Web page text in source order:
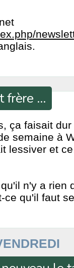
frère …
ça faisait
semaine à
lessiver et
n'y a rien
ce qu'il faut